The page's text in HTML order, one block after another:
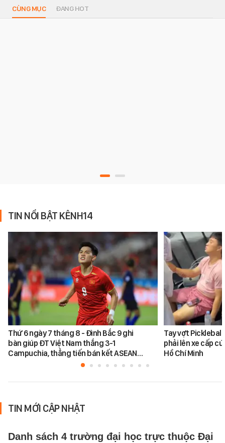
CÙNG MỤC ĐANG HOT
TIN NỔI BẬT KÊNH14
Thứ 6 ngày 7 tháng 8 - Đình Bắc 9 ghi
bàn giúp ĐT Việt Nam thắng 3-1
Campuchia, thẳng tiến bán kết ASEAN…
Tay vợt
phải lên xe cấp
Hồ Chí Minh
TIN MỚI CẬP NHẬT
Danh sách 4 trường đại học trực thuộc Đại